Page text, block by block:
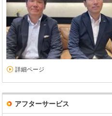
詳細ページ
アフターサービス